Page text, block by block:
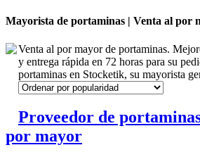
Mayorista de portaminas | Venta al por
Venta al por mayor de portaminas.
y entrega rápida en 72 horas para su
portaminas en Stocketik, su mayorista
Proveedor de
por mayor